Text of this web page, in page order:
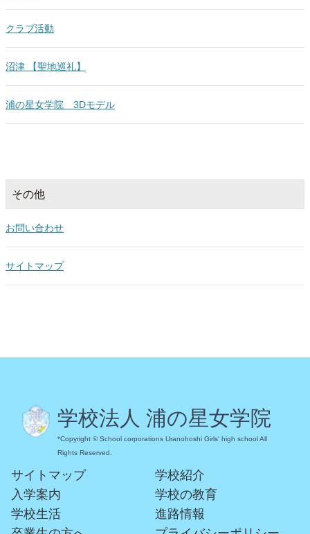
クラブ活動
沼津 【聖地巡礼】
浦の星女学院 3Dモデル
その他
お問い合わせ
サイトマップ
学校法人 浦の星女学院
*Copyright © School corporations Uranohoshi Girls' high school All
Rights Reserved.
サイトマップ
学校紹介
入学案内
学校の教育
学校生活
進路情報